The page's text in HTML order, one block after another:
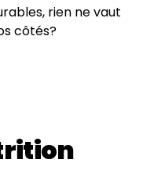
rien ne vaut
côtés?